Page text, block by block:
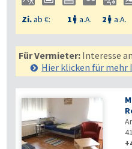
Zi.ab €: 1  a.A. 2  a.A.
Für Vermieter: Interesse
Hier klicken für mehr